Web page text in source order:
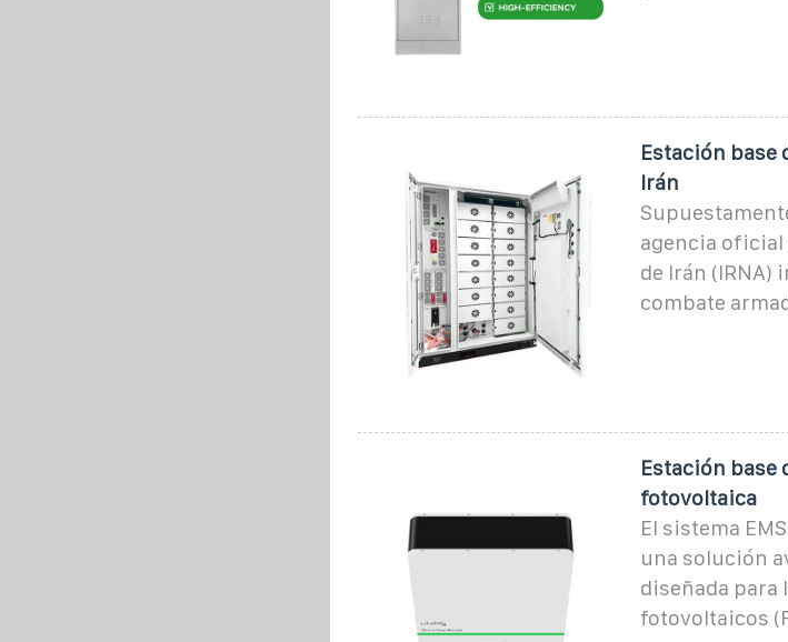
Estación base
Irán
agencia oficial
de Irán (IRNA)
combate
Estación base
fotovoltaica
El sistema
una solución
diseñada para
fotovoltaicos